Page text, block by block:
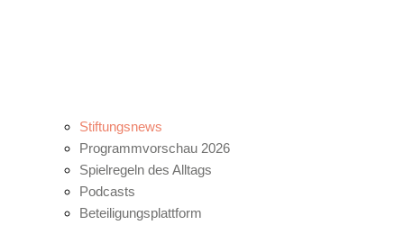
Stiftungsnews
Programmvorschau 2026
Spielregeln des Alltags
Podcasts
Beteiligungsplattform